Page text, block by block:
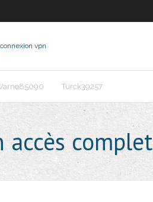
vpn
Turck39257
complet